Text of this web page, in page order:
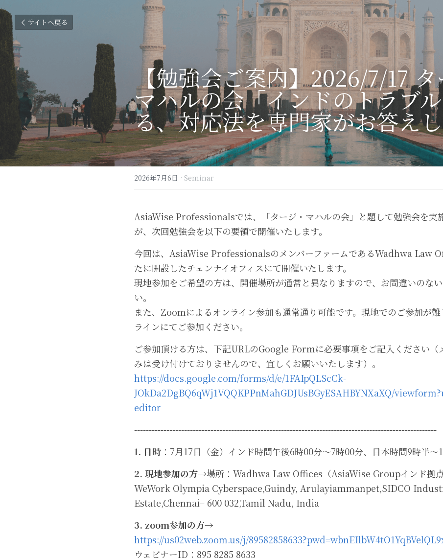
サイトへ戻る
【勉強会ご案内】2026/7/17
マハルの会「インドのトラブ
る、対応法を専門家がお答え
2026年7月6日 · Seminar
AsiaWise Professionalsでは、「タージ・マハルの会」と題して勉強会を実
が、次回勉強会を以下の要領で開催いたします。
今回は、AsiaWise ProfessionalsのメンバーファームであるWadhwa Law
たに開設したチェンナイオフィスにて開催いたします。
現地参加をご希望の方は、開催場所が通常と異なりますので、お間違いのな
い。
また、Zoomによるオンライン参加も通常通り可能です。現地でのご参加が
ラインにてご参加ください。
ご参加頂ける方は、下記URLのGoogle Formに必要事項をご記入ください（
みは受け付けておりませんので、宜しくお願いいたします）。
https://docs.google.com/forms/d/e/1FAIpQLScCk-
JOkDa2DgBQ6qWj1VQQKPPnMahGDJUsBGyESAHBYNXaXQ/
editor
-------------------------------------------------------------------------------------------------------
1. 日時 ：7月17日（金）インド時間午後6時00分～7時00分、日本時間9時半
2. 現地参加の方→場所：Wadhwa Law Offices（AsiaWise Groupインド拠点
WeWork Olympia Cyberspace,Guindy, Arulayiammanpet,SIDCO
Estate,Chennai– 600 032,Tamil Nadu, India
3. zoom参加の方→
https://us02web.zoom.us/j/
ウェビナーID：895 8285 8633